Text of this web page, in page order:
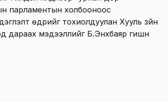
парламентын холбооноос
өдрийг тохиолдуулан Хууль зүйн
дараах мэдээллийг Б.Энхбаяр гишүүн